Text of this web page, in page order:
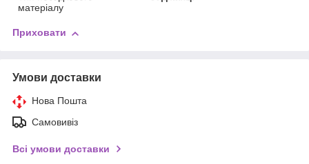
матеріалу
Приховати
Умови доставки
Нова Пошта
Самовивіз
Всі умови доставки